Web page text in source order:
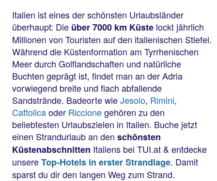
Italien ist eines der schönsten Urlaubsländer
überhaupt: Die über 7000 km Küste lockt jährlich
Millionen von Touristen auf den italienischen Stiefel.
Während die Küstenformation am Tyrrhenischen
Meer durch Golflandschaften und natürliche
Buchten geprägt ist, findet man an der Adria
vorwiegend breite und flach abfallende
Sandstrände. Badeorte wieJesolo, Rimini,
Cattolicaoder Riccionegehören zu den
beliebtesten Urlaubszielen in Italien. Buche jetzt
einen Strandurlaub an den schönsten
Küstenabschnitten Italiens bei TUI.at & entdecke
unsereTop-Hotels in erster Strandlage. Damit
sparst du dir den langen Weg zum Strand.